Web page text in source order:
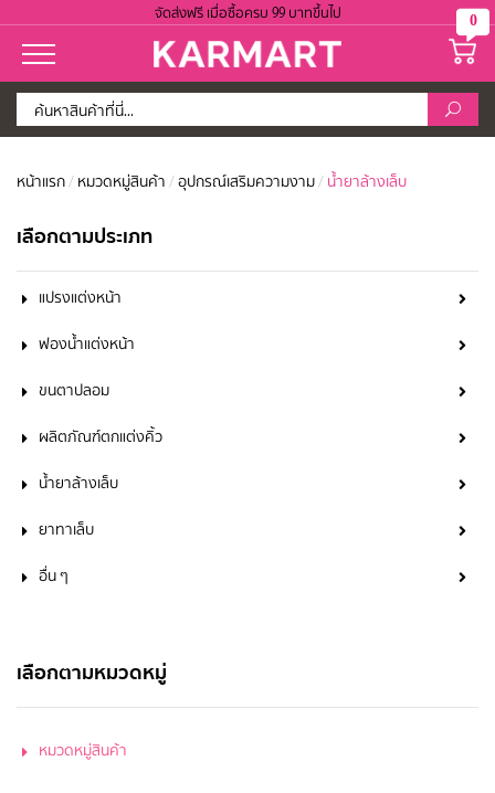
จัดส่งฟรี เมื่อซื้อครบ 99 บาทขึ้นไป 0
หน้าแรก / หมวดหมู่สินค้า /อุปกรณ์เสริมความงาม / น้ำยาล้างเล็บ
เลือกตามประเภท
แปรงแต่งหน้า
ฟองน้ำแต่งหน้า
ขนตาปลอม
ผลิตภัณฑ์ตกแต่งคิ้ว
น้ำยาล้างเล็บ
ยาทาเล็บ
อื่น ๆ
เลือกตามหมวดหมู่
หมวดหมู่สินค้า